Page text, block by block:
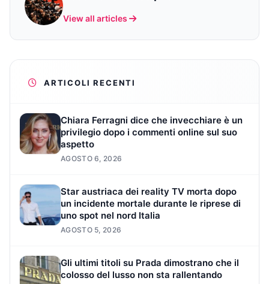
View all articles
ARTICOLI RECENTI
Chiara Ferragni dice che invecchiare è un
privilegio dopo i commenti online sul suo
aspetto
AGOSTO 6, 2026
Star austriaca dei reality TV morta dopo
un incidente mortale durante le riprese di
uno spot nel nord Italia
AGOSTO 5, 2026
Gli ultimi titoli su Prada dimostrano che il
colosso del lusso non sta rallentando